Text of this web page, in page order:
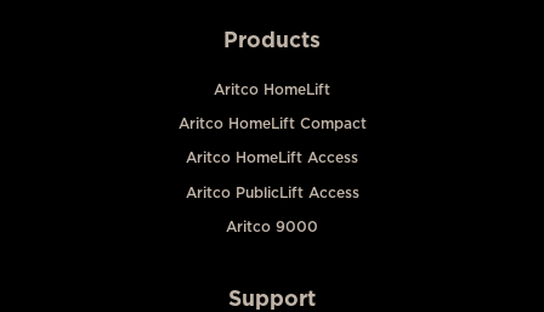
Products
Aritco HomeLift
Aritco HomeLift Compact
Aritco HomeLift Access
Aritco PublicLift Access
Aritco 9000
Support